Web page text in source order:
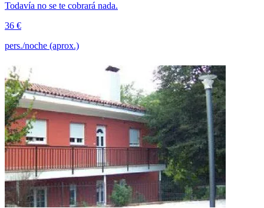
Todavía no se te cobrará nada.
36 €
pers./noche (aprox.)